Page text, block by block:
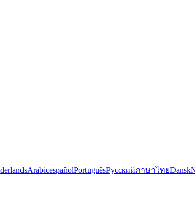
ArabicespañolPortuguêsРусскийภาษาไทยDansk